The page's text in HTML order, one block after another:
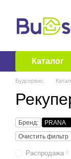
Каталог
Будсервис
Бренд:
PRANA
Очистить фильтр
Распродажа 0